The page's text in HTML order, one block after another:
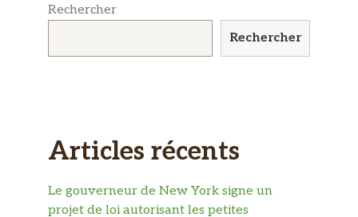
Rechercher
Rechercher
Articles récents
Le gouverneur de New York signe un
projet de loi autorisant les petites